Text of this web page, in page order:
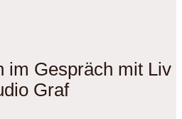
im Gespräch mit Liv
Graf